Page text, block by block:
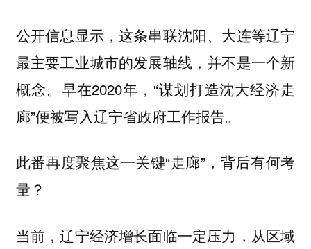
公开信息显示，这条串联沈阳、大连等辽宁
最主要工业城市的发展轴线，并不是一个新
概念。早在2020年，“谋划打造沈大经济走
廊”便被写入辽宁省政府工作报告。
此番再度聚焦这一关键“走廊”，背后有何考
量？
当前，辽宁经济增长面临一定压力，从区域